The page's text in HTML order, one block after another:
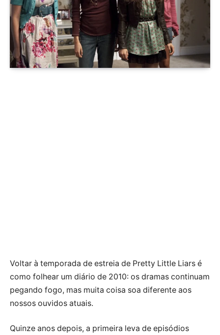
Voltar à temporada de estreia de Pretty Little Liars é
como folhear um diário de 2010: os dramas continuam
pegando fogo, mas muita coisa soa diferente aos
nossos ouvidos atuais.
Quinze anos depois, a primeira leva de episódios